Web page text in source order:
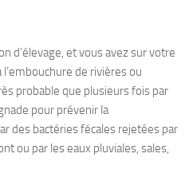
d’élevage, et vous avez sur votre
de rivières ou
probable que plusieurs fois par
pour prévenir la
des bactéries fécales rejetées par
ou par les eaux pluviales, sales,